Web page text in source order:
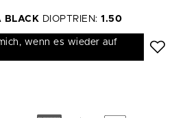
BLACK DIOPTRIEN:1.50
wenn es wieder auf